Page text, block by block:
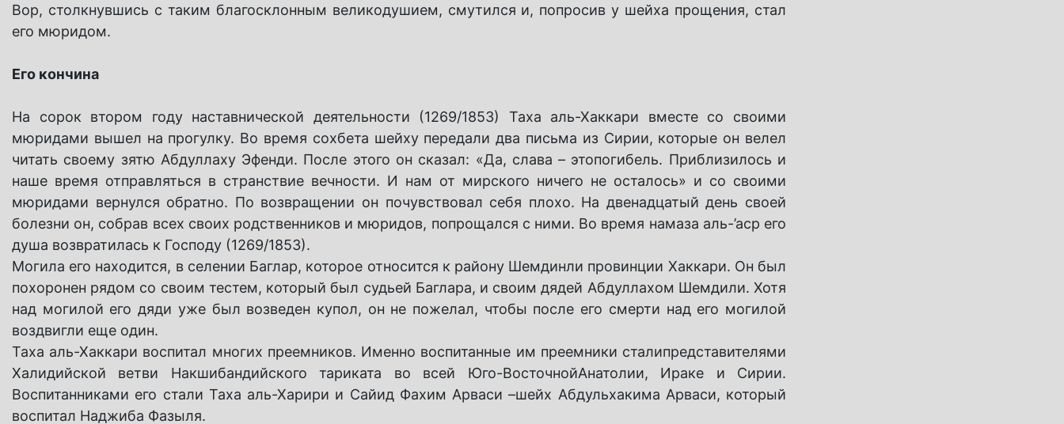
Вор, столкнувшись с таким благосклонным великодушием, смутился и, попросив у шейха прощения, стал
его мюридом.
Его кончина
На сорок втором году наставнической деятельности (1269/1853) Таха аль-Хаккари вместе со своими
мюридами вышел на прогулку. Во время сохбета шейху передали два письма из Сирии, которые он велел
читать своему зятю Абдуллаху Эфенди. После этого он сказал: «Да, слава – этопогибель. Приблизилось и
наше время отправляться в странствие вечности. И нам от мирского ничего не осталось» и со своими
мюридами вернулся обратно. По возвращении он почувствовал себя плохо. На двенадцатый день своей
болезни он, собрав всех своих родственников и мюридов, попрощался с ними. Во время намаза аль-’аср его
душа возвратилась к Господу (1269/1853).
Могила его находится, в селении Баглар, которое относится к району Шемдинли провинции Хаккари. Он был
похоронен рядом со своим тестем, который был судьей Баглара, и своим дядей Абдуллахом Шемдили. Хотя
над могилой его дяди уже был возведен купол, он не пожелал, чтобы после его смерти над его могилой
воздвигли еще один.
Таха аль-Хаккари воспитал многих преемников. Именно воспитанные им преемники сталипредставителями
Халидийской ветви Накшибандийского тариката во всей Юго-ВосточнойАнатолии, Ираке и Сирии.
Воспитанниками его стали Таха аль-Харири и Сайид Фахим Арваси –шейх Абдульхакима Арваси, который
воспитал Наджиба Фазыля.